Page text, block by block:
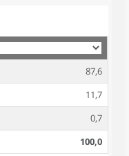
87,6
11,7
0,7
100,0